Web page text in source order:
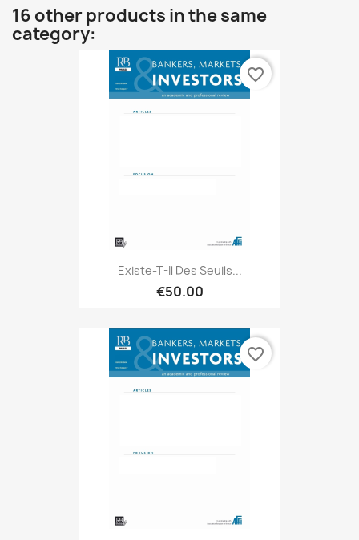
16 other products in the same
category:
Existe-T-Il Des Seuils...
€50.00
favorite_border
favorite_border